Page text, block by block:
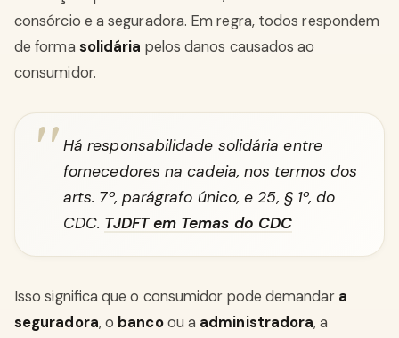
consórcio e a seguradora. Em regra, todos respondem
de forma solidária pelos danos causados ao
consumidor.
Há responsabilidade solidária entre
fornecedores na cadeia, nos termos dos
arts. 7º, parágrafo único, e 25, § 1º, do
CDC. TJDFT em Temas do CDC
Isso significa que o consumidor pode demandar a
seguradora, o bancoou a administradora, a